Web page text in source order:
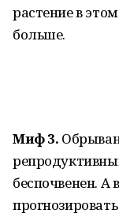
растение в
больше.
Миф 3.
беспочвенен.